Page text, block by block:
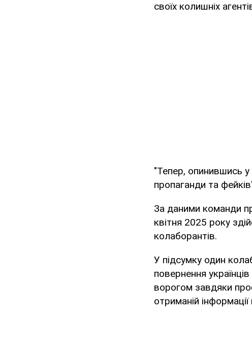
своїх колишніх
"Тепер, опинившись у
пропаганди та
За даними команди
квітня 2025 року
колаборантів.
У підсумку один
повернення
ворогом завдяки
отриманій